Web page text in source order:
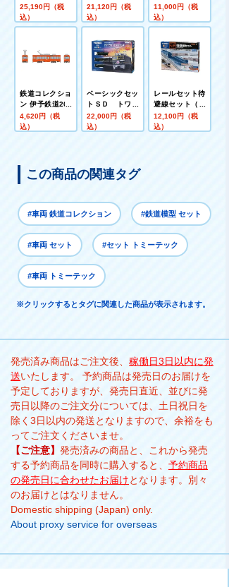
3系 鉄道模型入
門セット
25,190円（税
込）
ゼルカー(復活首
都圏色・八戸運
輸区)セット
21,120円（税
込）
（レールパター
ンＡ）
11,000円（税
込）
鉄道コレクショ
ン 伊予鉄道200
0形D (モハ200
3・新塗装)
4,620円（税
込）
ベーシックセッ
トＳＤ トワイ
ライトエクスプ
レス
22,000円（税
込）
レールセット待
避線セット（レ
ールパターン
Ｂ）
12,100円（税
込）
この商品の関連タグ
#車両 鉄道コレクション #鉄道模型 セット
#車両 セット #セット トミーテック
#車両 トミーテック
※クリックするとタグに関連した商品が表示されます。
発売済み商品はご注文後、 稼働日3日以内に発
送いたします。 予約商品は発売日のお届けを
予定しておりますが、発売日直近、並びに発
売日以降のご注文分については、土日祝日を
除く3日以内の発送となりますので、余裕をも
ってご注文くださいませ。
【ご注意】 発売済みの商品と、これから発売
する予約商品を同時に購入すると、 予約商品
の発売日に合わせたお届けとなります。別々
のお届けとはなりません。
Domestic shipping (Japan) only.
About proxy service for overseas